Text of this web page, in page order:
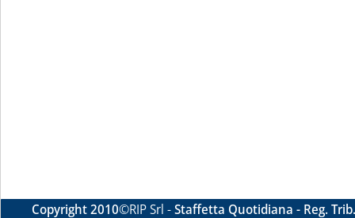
Copyright 2010©RIP Srl -Staffetta Quotidiana - Reg.